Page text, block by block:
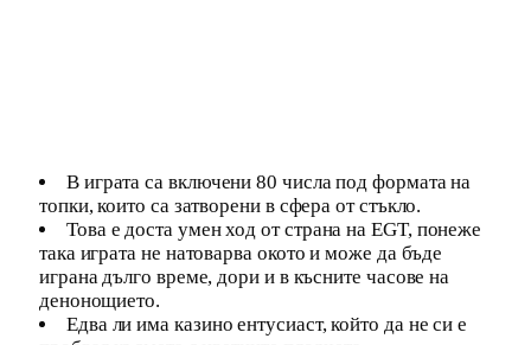
В играта са включени 80 числа под формата на
топки, които са затворени в сфера от стъкло.
Това е доста умен ход от страна на EGT, понеже
така играта не натоварва окото и може да бъде
играна дълго време, дори и в късните часове на
денонощието.
Едва ли има казино ентусиаст, който да не си е